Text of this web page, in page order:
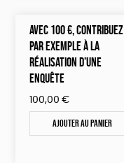
AVEC 100 €, CONTRIBUEZ
PAR EXEMPLE À LA
RÉALISATION D’UNE
ENQUÊTE
100,00 €
Ajouter au panier